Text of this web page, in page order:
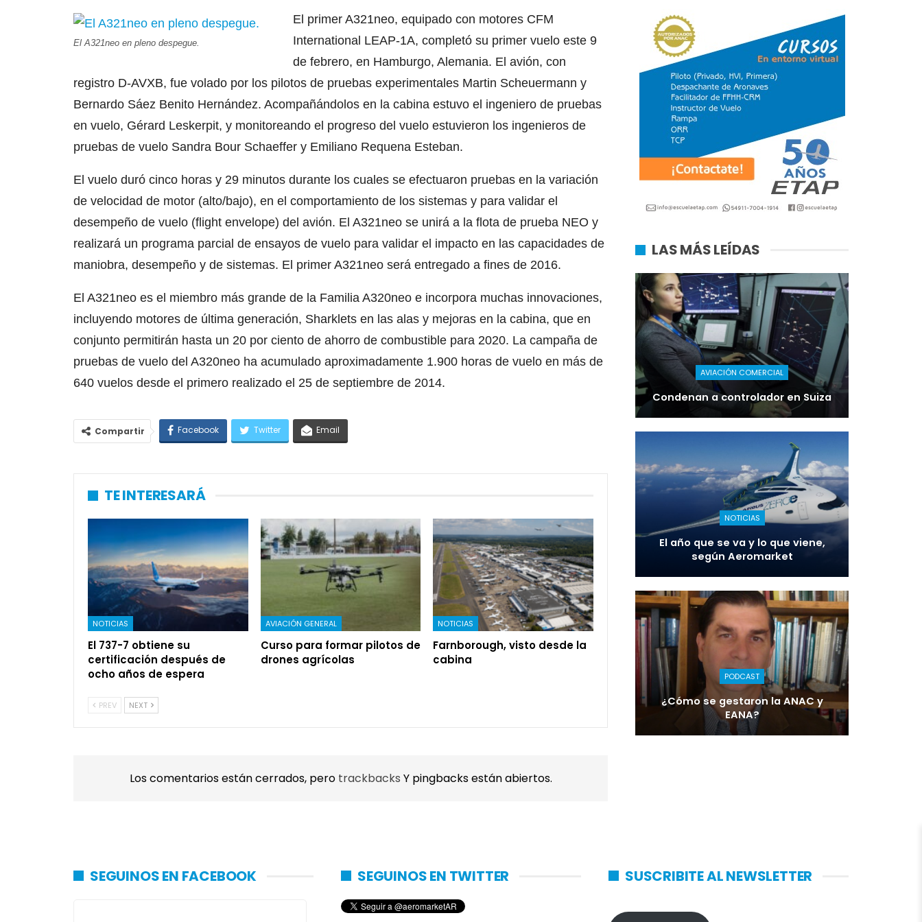
El A321neo en pleno despegue.
El primer A321neo, equipado con motores CFM
International LEAP-1A, completó su primer vuelo este 9
de febrero, en Hamburgo, Alemania. El avión, con
registro D-AVXB, fue volado por los pilotos de pruebas experimentales Martin Scheuermann y
Bernardo Sáez Benito Hernández. Acompañándolos en la cabina estuvo el ingeniero de pruebas
en vuelo, Gérard Leskerpit, y monitoreando el progreso del vuelo estuvieron los ingenieros de
pruebas de vuelo Sandra Bour Schaeffer y Emiliano Requena Esteban.
El vuelo duró cinco horas y 29 minutos durante los cuales se efectuaron pruebas en la variación
de velocidad de motor (alto/bajo), en el comportamiento de los sistemas y para validar el
desempeño de vuelo (flight envelope) del avión. El A321neo se unirá a la flota de prueba NEO y
realizará un programa parcial de ensayos de vuelo para validar el impacto en las capacidades de
maniobra, desempeño y de sistemas. El primer A321neo será entregado a fines de 2016.
El A321neo es el miembro más grande de la Familia A320neo e incorpora muchas innovaciones,
incluyendo motores de última generación, Sharklets en las alas y mejoras en la cabina, que en
conjunto permitirán hasta un 20 por ciento de ahorro de combustible para 2020. La campaña de
pruebas de vuelo del A320neo ha acumulado aproximadamente 1.900 horas de vuelo en más de
640 vuelos desde el primero realizado el 25 de septiembre de 2014.
Compartir Facebook Twitter Email
TE INTERESARÁ
NOTICIAS
El 737-7 obtiene su
certificación después de
ocho años de espera
AVIACIÓN GENERAL
Curso para formar pilotos de
drones agrícolas
NOTICIAS
Farnborough, visto desde la
cabina
PREV NEXT
Los comentarios están cerrados, pero trackbacks Y pingbacks están abiertos.
LAS MÁS LEÍDAS
AVIACIÓN COMERCIAL
Condenan a controlador en Suiza
NOTICIAS
El año que se va y lo que viene,
según Aeromarket
PODCAST
¿Cómo se gestaron la ANAC y
EANA?
SEGUINOS EN FACEBOOK SEGUINOS EN TWITTER SUSCRIBITE AL NEWSLETTER